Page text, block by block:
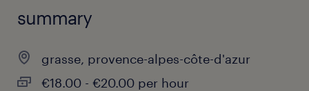
summary
grasse, provence-alpes-côte-d'azur
€18.00 - €20.00 per hour